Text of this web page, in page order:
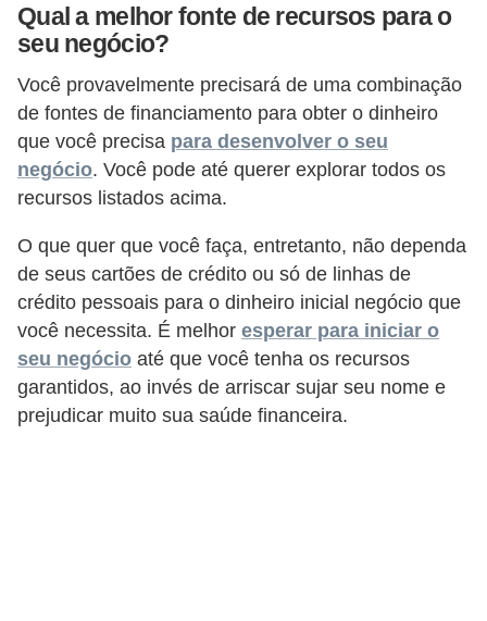
Qual a melhor fonte de recursos para o
seu negócio?
Você provavelmente precisará de uma combinação
de fontes de financiamento para obter o dinheiro
que você precisa para desenvolver o seu
negócio. Você pode até querer explorar todos os
recursos listados acima.
O que quer que você faça, entretanto, não dependa
de seus cartões de crédito ou só de linhas de
crédito pessoais para o dinheiro inicial negócio que
você necessita. É melhor esperar para iniciar o
seu negócio até que você tenha os recursos
garantidos, ao invés de arriscar sujar seu nome e
prejudicar muito sua saúde financeira.
e
o
n
t
o